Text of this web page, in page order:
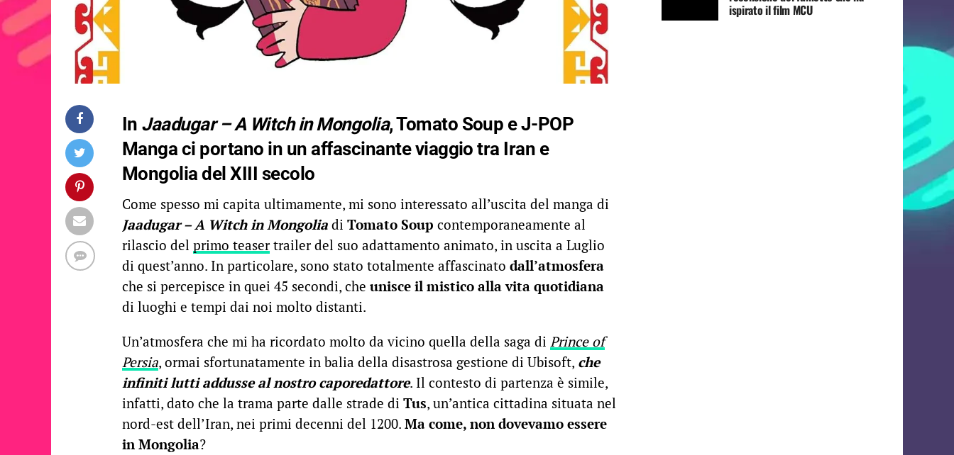
In Jaadugar – A Witch in Mongolia, Tomato Soup e J-POP
Manga ci portano in un affascinante viaggio tra Iran e
Mongolia del XIII secolo
Come spesso mi capita ultimamente, mi sono interessato all’uscita del manga di
Jaadugar – A Witch in Mongolia di Tomato Soup contemporaneamente al
rilascio del primo teasertrailer del suo adattamento animato, in uscita a Luglio
di quest’anno. In particolare, sono stato totalmente affascinato dall’atmosfera
che si percepisce in quei 45 secondi, che unisce il mistico alla vita quotidiana
di luoghi e tempi dai noi molto distanti.
Un’atmosfera che mi ha ricordato molto da vicino quella della saga di Prince of
Persia, ormai sfortunatamente in balia della disastrosa gestione di Ubisoft, che
infiniti lutti addusse al nostro caporedattore. Il contesto di partenza è simile,
infatti, dato che la trama parte dalle strade di Tus, un’antica cittadina situata nel
nord-est dell’Iran, nei primi decenni del 1200. Ma come, non dovevamo essere
in Mongolia?
ispirato il film MCU